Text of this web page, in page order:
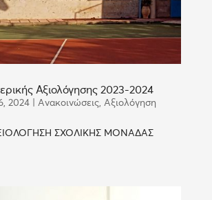
Αξιολόγησης 2023-2024
2024| Ανακοινώσεις, Αξιολόγηση
ΣΧΟΛΙΚΗΣ ΜΟΝΑΔΑΣ